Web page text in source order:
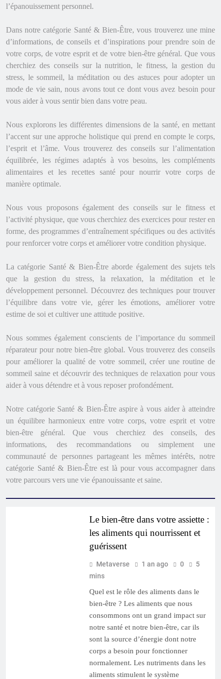
l’épanouissement personnel.
Dans notre catégorie Santé & Bien-Être, vous trouverez une mine
d’informations, de conseils et d’inspirations pour prendre soin de
votre corps, de votre esprit et de votre bien-être général. Que vous
cherchiez des conseils sur la nutrition, le fitness, la gestion du
stress, le sommeil, la méditation ou des astuces pour adopter un
mode de vie sain, nous avons tout ce dont vous avez besoin pour
vous aider à vous sentir bien dans votre peau.
Nous explorons les différentes dimensions de la santé, en mettant
l’accent sur une approche holistique qui prend en compte le corps,
l’esprit et l’âme. Vous trouverez des conseils sur l’alimentation
équilibrée, les régimes adaptés à vos besoins, les compléments
alimentaires et les recettes santé pour nourrir votre corps de
manière optimale.
Nous vous proposons également des conseils sur le fitness et
l’activité physique, que vous cherchiez des exercices pour rester en
forme, des programmes d’entraînement spécifiques ou des activités
pour renforcer votre corps et améliorer votre condition physique.
La catégorie Santé & Bien-Être aborde également des sujets tels
que la gestion du stress, la relaxation, la méditation et le
développement personnel. Découvrez des techniques pour trouver
l’équilibre dans votre vie, gérer les émotions, améliorer votre
estime de soi et cultiver une attitude positive.
Nous sommes également conscients de l’importance du sommeil
réparateur pour notre bien-être global. Vous trouverez des conseils
pour améliorer la qualité de votre sommeil, créer une routine de
sommeil saine et découvrir des techniques de relaxation pour vous
aider à vous détendre et à vous reposer profondément.
Notre catégorie Santé & Bien-Être aspire à vous aider à atteindre
un équilibre harmonieux entre votre corps, votre esprit et votre
bien-être général. Que vous cherchiez des conseils, des
informations, des recommandations ou simplement une
communauté de personnes partageant les mêmes intérêts, notre
catégorie Santé & Bien-Être est là pour vous accompagner dans
votre parcours vers une vie épanouissante et saine.
SANTÉ & BIEN-ÊTRE
Le bien-être dans votre assiette :
les aliments qui nourrissent et
guérissent
Metaverse 1 an ago 0
5
mins
Quel est le rôle des aliments dans le
bien-être ? Les aliments que nous
consommons ont un grand impact sur
notre santé et notre bien-être, car ils
sont la source d’énergie dont notre
corps a besoin pour fonctionner
normalement. Les nutriments dans les
aliments stimulent le système